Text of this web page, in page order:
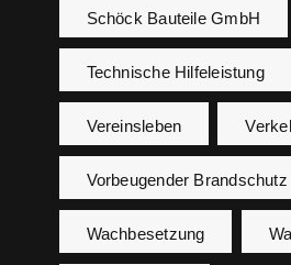
Schöck Bauteile GmbH
Technische Hilfeleistung
Vereinsleben
Vorbeugender Brandschutz
Wachbesetzung